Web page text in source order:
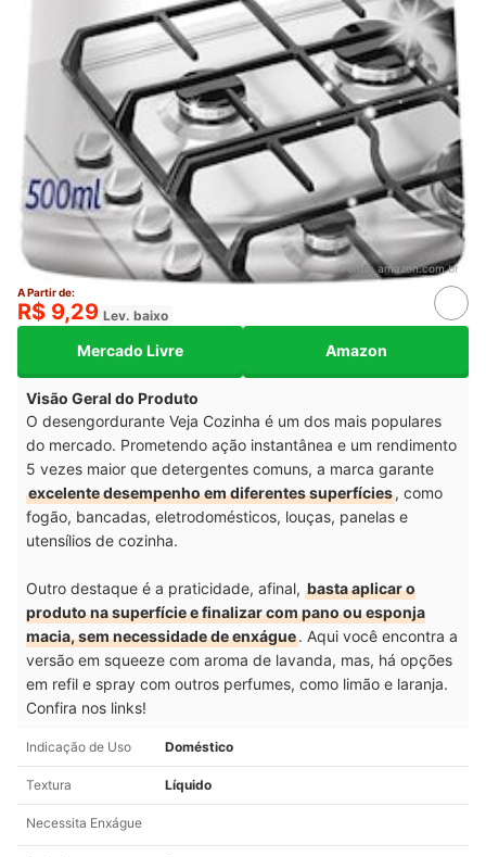
Fonte:amazon.com.br
A Partir de:
R$ 9,29 Lev. baixo
Mercado Livre Amazon
Visão Geral do Produto
O desengordurante Veja Cozinha é um dos mais populares
do mercado. Prometendo ação instantânea e um rendimento
5 vezes maior que detergentes comuns, a marca garante
excelente desempenho em diferentes superfícies, como
fogão, bancadas, eletrodomésticos, louças, panelas e
utensílios de cozinha.
Outro destaque é a praticidade, afinal, basta aplicar o
produto na superfície e finalizar com pano ou esponja
macia, sem necessidade de enxágue. Aqui você encontra a
versão em squeeze com aroma de lavanda, mas, há opções
em refil e spray com outros perfumes, como limão e laranja.
Confira nos links!
Indicação de Uso Doméstico
Textura Líquido
Necessita Enxágue